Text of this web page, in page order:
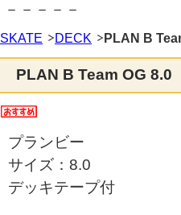
－－－－－
SKATE DECK PLAN B
PLAN B Team OG 8.0
プランビー
サイズ：8.0
デッキテープ付